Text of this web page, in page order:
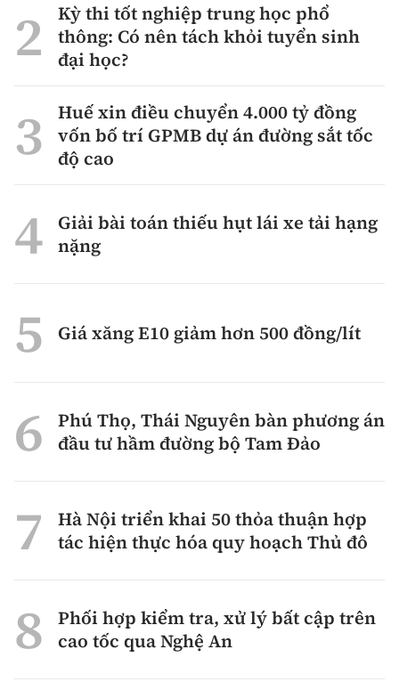
Kỳ thi tốt nghiệp trung học phổ
thông: Có nên tách khỏi tuyển sinh
đại học?
Huế xin điều chuyển 4.000 tỷ đồng
vốn bố trí GPMB dự án đường sắt tốc
độ cao
Giải bài toán thiếu hụt lái xe tải hạng
nặng
Giá xăng E10 giảm hơn 500 đồng/lít
Phú Thọ, Thái Nguyên bàn phương án
đầu tư hầm đường bộ Tam Đảo
Hà Nội triển khai 50 thỏa thuận hợp
tác hiện thực hóa quy hoạch Thủ đô
Phối hợp kiểm tra, xử lý bất cập trên
cao tốc qua Nghệ An